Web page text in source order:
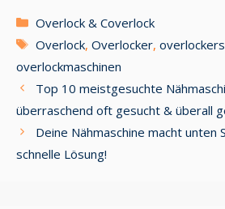
Kategorien
Overlock & Coverlock
Schlagwörter
Overlock, Overlocker, overlockers
overlockmaschinen
Top 10 meistgesuchte
überraschend oft gesucht & überall
Deine Nähmaschine macht unten
schnelle Lösung!